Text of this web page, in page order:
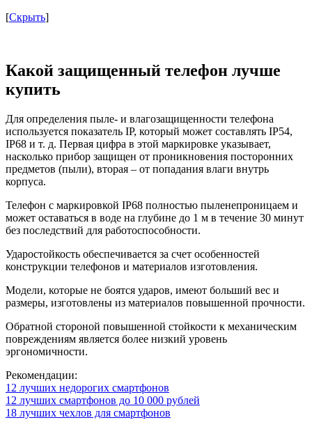
[Скрыть]
Какой защищенный телефон лучше
купить
Для определения пыле- и влагозащищенности телефона
используется показатель IP, который может составлять IP54,
IP68 и т. д. Первая цифра в этой маркировке указывает,
насколько прибор защищен от проникновения посторонних
предметов (пыли), вторая – от попадания влаги внутрь
корпуса.
Телефон с маркировкой IP68 полностью пыленепроницаем и
может оставаться в воде на глубине до 1 м в течение 30 минут
без последствий для работоспособности.
Ударостойкость обеспечивается за счет особенностей
конструкции телефонов и материалов изготовления.
Модели, которые не боятся ударов, имеют больший вес и
размеры, изготовлены из материалов повышенной прочности.
Обратной стороной повышенной стойкости к механическим
повреждениям является более низкий уровень
эргономичности.
Рекомендации:
12 лучших недорогих смартфонов
12 лучших смартфонов до 10 000 рублей
18 лучших чехлов для смартфонов